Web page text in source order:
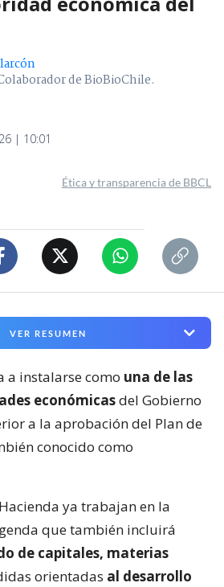
de BioBioChile.
| 10:01
Ética y transparencia de BBCL
VER RESUMEN
a instalarse como una de las
económicasdel Gobierno
a la aprobación del Plan de
conocido como
ya trabajan en la
que también incluirá
de capitales, materias
orientadas al desarrollo